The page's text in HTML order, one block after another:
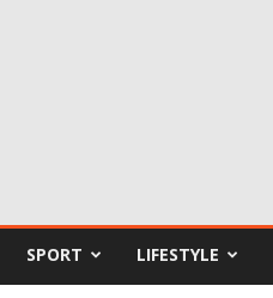
SPORT LIFESTYLE